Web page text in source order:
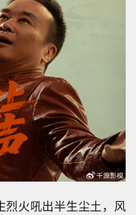
烈火吼出半生尘土，风